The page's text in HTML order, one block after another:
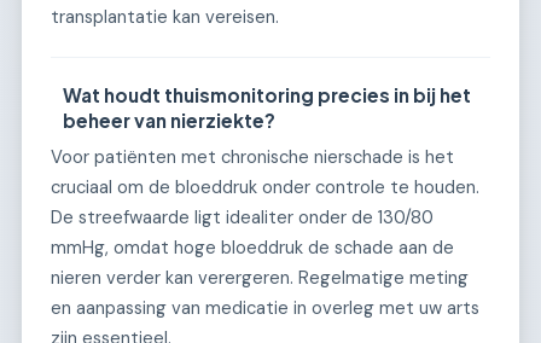
transplantatie kan vereisen.
Wat houdt thuismonitoring precies in bij het
beheer van nierziekte?
Voor patiënten met chronische nierschade is het
cruciaal om de bloeddruk onder controle te houden.
De streefwaarde ligt idealiter onder de 130/80
mmHg, omdat hoge bloeddruk de schade aan de
nieren verder kan verergeren. Regelmatige meting
en aanpassing van medicatie in overleg met uw arts